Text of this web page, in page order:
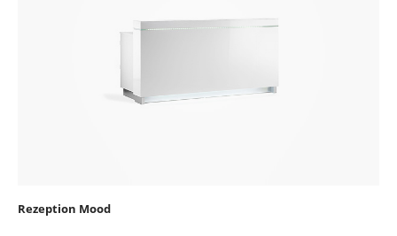
Rezeption Mood